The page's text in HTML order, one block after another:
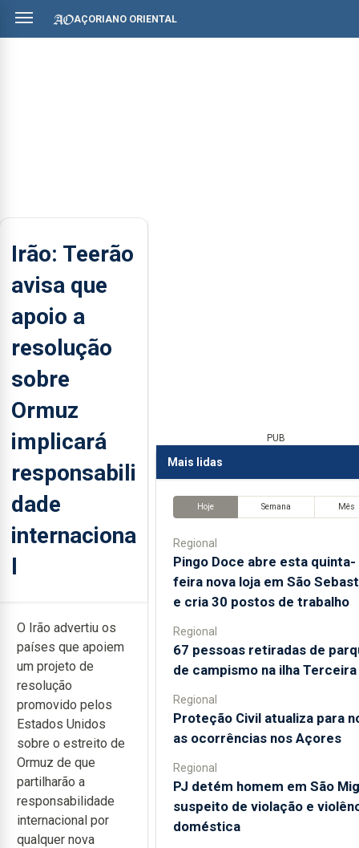
AÇORIANO ORIENTAL
Irão: Teerão
avisa que
apoio a
resolução
sobre
Ormuz
implicará
responsabili
dade
internaciona
l
O Irão advertiu os
países que apoiem
um projeto de
resolução
promovido pelos
Estados Unidos
sobre o estreito de
Ormuz de que
partilharão a
responsabilidade
internacional por
qualquer nova
PUB
Mais lidas
Hoje Semana Mês
Regional
Pingo Doce abre esta quinta-
feira nova loja em São
e cria 30 postos de trabalho
Regional
67 pessoas retiradas de
de campismo na ilha Terceira
Regional
Proteção Civil atualiza para
as ocorrências nos Açores
Regional
PJ detém homem em São
suspeito de violação e
doméstica